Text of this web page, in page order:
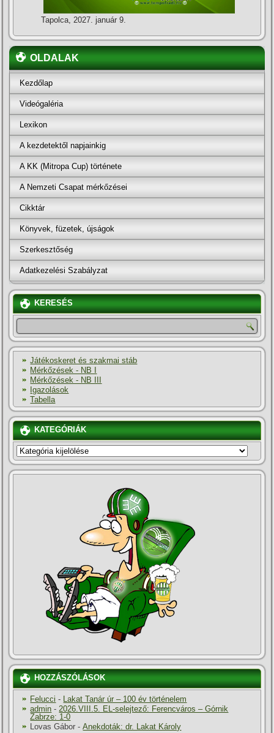
Tapolca, 2027. január 9.
OLDALAK
Kezdőlap
Videógaléria
Lexikon
A kezdetektől napjainkig
A KK (Mitropa Cup) története
A Nemzeti Csapat mérkőzései
Cikktár
Könyvek, füzetek, újságok
Szerkesztőség
Adatkezelési Szabályzat
KERESÉS
Játékoskeret és szakmai stáb
Mérkőzések - NB I
Mérkőzések - NB III
Igazolások
Tabella
KATEGÓRIÁK
KATEGÓRIÁK
HOZZÁSZÓLÁSOK
Felucci - Lakat Tanár úr – 100 év történelem
admin -2026.VIII.5. EL-selejtező: Ferencváros – Górnik
Zabrze: 1-0
Lovas Gábor -Anekdoták: dr. Lakat Károly